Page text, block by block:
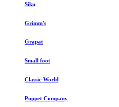
Siku
Grimm's
Grapat
Small foot
Classic World
Puppet Company